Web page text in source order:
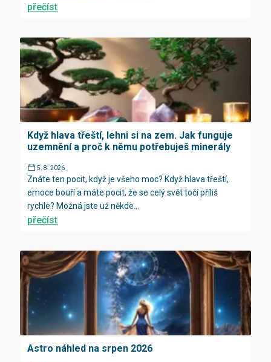
přečíst
Když hlava třeští, lehni si na zem. Jak funguje
uzemnění a proč k němu potřebuješ minerály
5. 8. 2026
Znáte ten pocit, když je všeho moc? Když hlava třeští,
emoce bouří a máte pocit, že se celý svět točí příliš
rychle? Možná jste už někde...
přečíst
Astro náhled na srpen 2026